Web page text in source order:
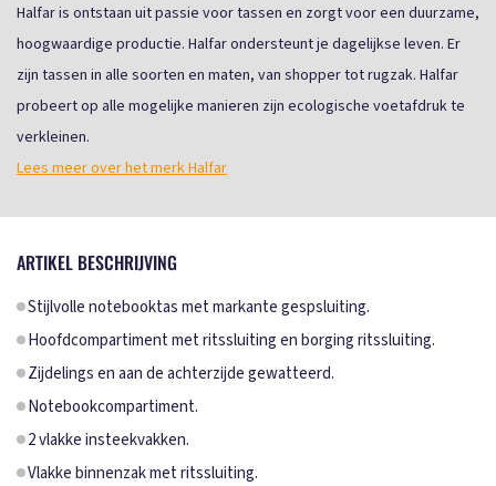
Halfar is ontstaan uit passie voor tassen en zorgt voor een duurzame,
hoogwaardige productie. Halfar ondersteunt je dagelijkse leven. Er
zijn tassen in alle soorten en maten, van shopper tot rugzak. Halfar
probeert op alle mogelijke manieren zijn ecologische voetafdruk te
verkleinen.
Lees meer over het merk Halfar
ARTIKEL BESCHRIJVING
Stijlvolle notebooktas met markante gespsluiting.
Hoofdcompartiment met ritssluiting en borging ritssluiting.
Zijdelings en aan de achterzijde gewatteerd.
Notebookcompartiment.
2 vlakke insteekvakken.
Vlakke binnenzak met ritssluiting.